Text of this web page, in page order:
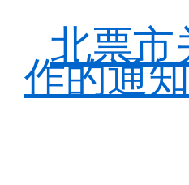
北票市
作的通知